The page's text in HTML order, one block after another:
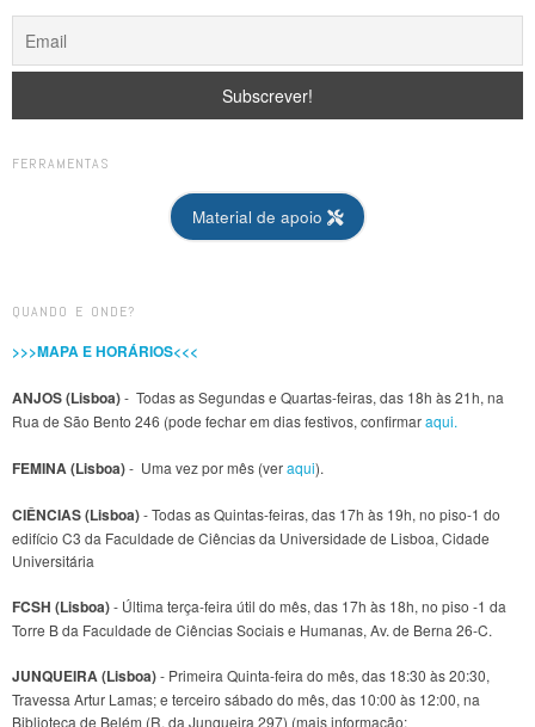
FERRAMENTAS
Material de apoio
QUANDO E ONDE?
>>>MAPA E HORÁRIOS<<<
ANJOS (Lisboa)- Todas as Segundas e Quartas-feiras, das 18h às 21h, na
Rua de São Bento 246 (pode fechar em dias festivos, confirmaraqui.
FEMINA (Lisboa)- Uma vez por mês (veraqui).
CIÊNCIAS (Lisboa)- Todas as Quintas-feiras, das 17h às 19h, no piso-1 do
edifício C3 da Faculdade de Ciências da Universidade de Lisboa, Cidade
Universitária
FCSH (Lisboa)- Última terça-feira útil do mês, das 17h às 18h, no piso -1 da
Torre B da Faculdade de Ciências Sociais e Humanas, Av. de Berna 26-C.
JUNQUEIRA (Lisboa)- Primeira Quinta-feira do mês, das 18:30 às 20:30,
Travessa Artur Lamas; e terceiro sábado do mês, das 10:00 às 12:00, na
Biblioteca de Belém (R. da Junqueira 297) (mais informação: